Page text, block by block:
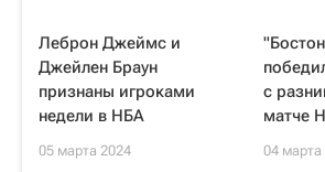
Леброн Джеймс и
Джейлен Браун
признаны игроками
недели в НБА
05 марта 2024
с
матче
04 марта